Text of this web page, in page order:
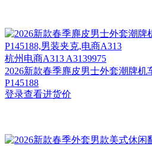
杭州 电商A313 A3139975
2026新款春季麂皮男士外套潮牌机
P145188
登录查看进货价